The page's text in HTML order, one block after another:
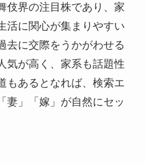
伎界の注目株であり、家
活に関心が集まりやすい
去に交際をうかがわせる
気が高く、家系も話題性
もあるとなれば、検索エ
妻」「嫁」が自然にセッ